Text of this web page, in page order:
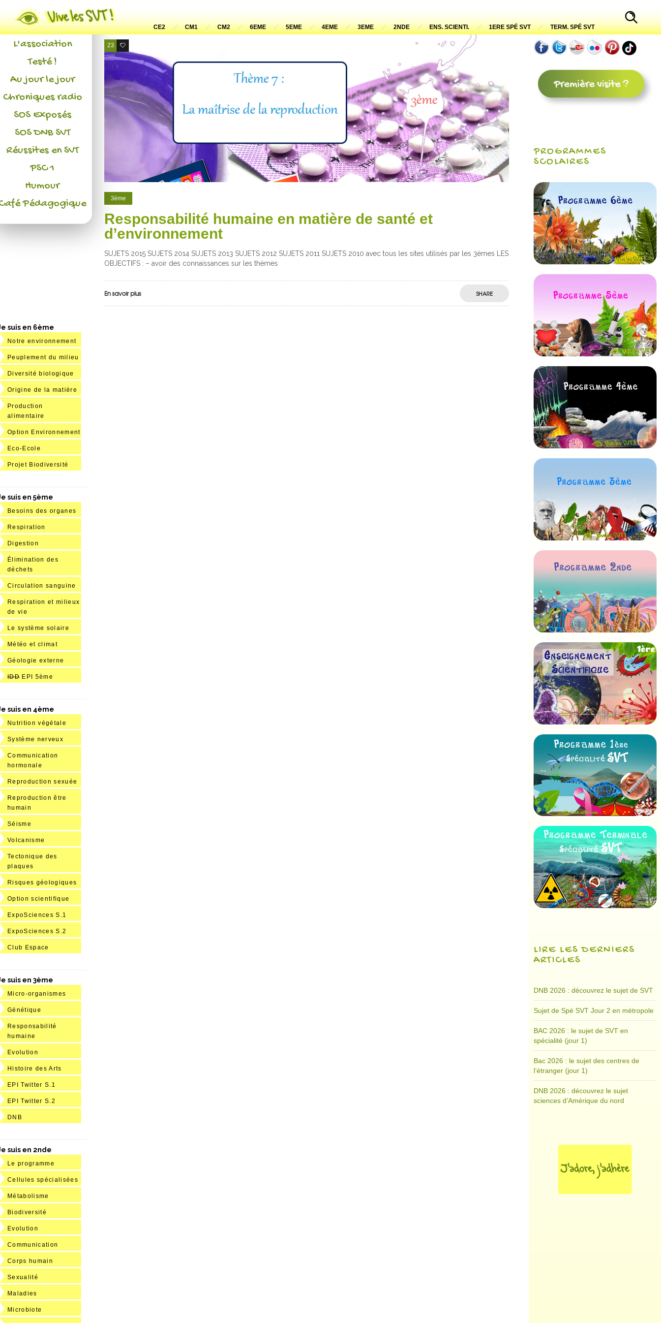
CE2 CM1 CM2 6EME 5EME 4EME 3EME 2NDE ENS. SCIENTI. 1ERE SPÉ SVT TERM. SPÉ SVT
23 4
3ème
Responsabilité humaine en matière de santé et
d’environnement
SUJETS 2015 SUJETS 2014 SUJETS 2013 SUJETS 2012 SUJETS 2011 SUJETS 2010 avec tous les sites utilisés par les 3èmes LES
OBJECTIFS : – avoir des connaissances sur les thèmes
En savoir plus SHARE
Actualités
L'association
Testé !
Au jour le jour
Chroniques radio
SOS Exposés
SOS DNB SVT
Réussites en SVT
PSC 1
Humour
Pédagogique
suis en 6ème
Notre environnement
Peuplement du milieu
Diversité biologique
Origine de la matière
Production
alimentaire
Option Environnement
Eco-Ecole
Projet Biodiversité
suis en 5ème
Besoins des organes
Respiration
Digestion
Élimination des
déchets
Circulation sanguine
Respiration et milieux
de vie
Le système solaire
Météo et climat
Géologie externe
IDD EPI 5ème
suis en 4ème
Nutrition végétale
Système nerveux
Communication
hormonale
Reproduction sexuée
Reproduction être
humain
Séisme
Volcanisme
Tectonique des
plaques
Risques géologiques
Option scientifique
ExpoSciences S.1
ExpoSciences S.2
Club Espace
suis en 3ème
Micro-organismes
Génétique
Responsabilité
humaine
Evolution
Histoire des Arts
EPI Twitter S.1
EPI Twitter S.2
DNB
suis en 2nde
Le programme
Cellules spécialisées
Métabolisme
Biodiversité
Evolution
Communication
Corps humain
Sexualité
Maladies
Microbiote
PROGRAMMES
SCOLAIRES
LIRE LES DERNIERS
ARTICLES
DNB 2026 : découvrez le sujet de SVT
Sujet de Spé SVT Jour 2 en métropole
BAC 2026 : le sujet de SVT en
spécialité (jour 1)
Bac 2026 : le sujet des centres de
l’étranger (jour 1)
DNB 2026 : découvrez le sujet
sciences d’Amérique du nord